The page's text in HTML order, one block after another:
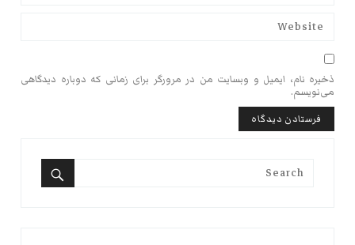
ذخیره نام، ایمیل و وبسایت من در مرورگر برای زمانی که دوباره دیدگاهی
می‌نویسم.
Search